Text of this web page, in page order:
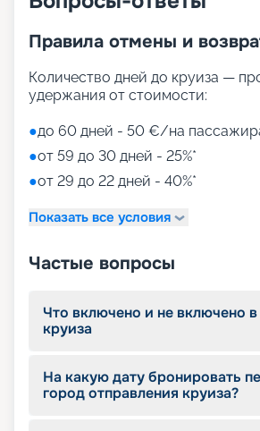
Правила отмены и
Количество дней до круиза —
удержания от стоимости:
●до 60 дней - 50 €/на
●от 59 до 30 дней - 25%*
●от 29 до 22 дней - 40%*
Показать все условия
Частые вопросы
Что включено и не включено
круиза
На какую дату бронировать
город отправления круиза?